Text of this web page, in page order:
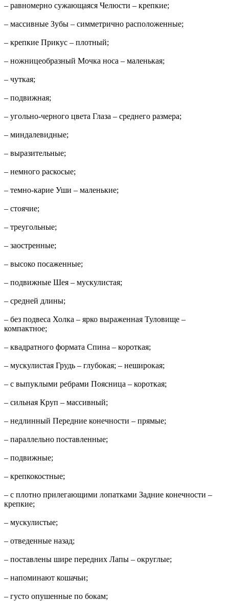
– равномерно сужающаяся Челюсти – крепкие;
– массивные Зубы – симметрично расположенные;
– крепкие Прикус – плотный;
– ножницеобразный Мочка носа – маленькая;
– чуткая;
– подвижная;
– угольно-черного цвета Глаза – среднего размера;
– миндалевидные;
– выразительные;
– немного раскосые;
– темно-карие Уши – маленькие;
– стоячие;
– треугольные;
– заостренные;
– высоко посаженные;
– подвижные Шея – мускулистая;
– средней длины;
– без подвеса Холка – ярко выраженная Туловище –
компактное;
– квадратного формата Спина – короткая;
– мускулистая Грудь – глубокая; – неширокая;
– с выпуклыми ребрами Поясница – короткая;
– сильная Круп – массивный;
– недлинный Передние конечности – прямые;
– параллельно поставленные;
– подвижные;
– крепкокостные;
– с плотно прилегающими лопатками Задние конечности –
крепкие;
– мускулистые;
– отведенные назад;
– поставлены шире передних Лапы – округлые;
– напоминают кошачьи;
– густо опушенные по бокам;